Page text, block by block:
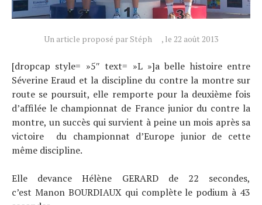
Un article proposé par Stéph , le 22 août 2013
[dropcap style= »5″ text= »L »]a belle histoire entre
Séverine Eraud et la discipline du contre la montre sur
route se poursuit, elle remporte pour la deuxième fois
d’affilée le championnat de France junior du contre la
montre, un succès qui survient à peine un mois après sa
victoire du championnat d’Europe junior de cette
même discipline.
Elle devance Hélène GERARD de 22 secondes,
c’est Manon BOURDIAUX qui complète le podium à 43
Tests de produits
Conseils
Tendances
Tous nos articles
À propos